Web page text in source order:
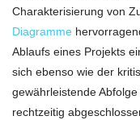
Charakterisierung von
Diagramme
Ablaufs eines Projekts
sich ebenso wie der
gewährleistende
rechtzeitig